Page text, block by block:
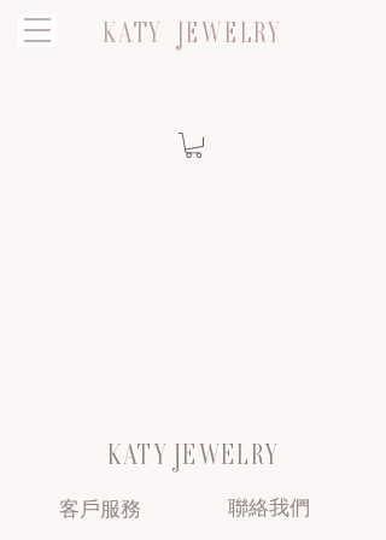
KATY JEWELRY
KATY JEWELRY
客戶服務 聯絡我們